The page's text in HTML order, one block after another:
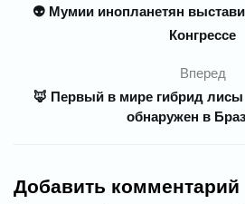
👽 Мумии инопланетян
Конгрессе
Вперед
🦊 Первый в мире гибрид лисы
обнаружен в
Добавить комментарий